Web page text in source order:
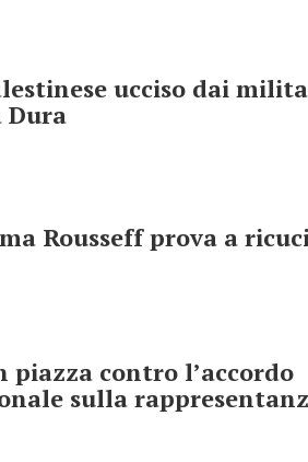
ucciso dai
Dura
Rousseff prova a
piazza contro l’accordo
sulla